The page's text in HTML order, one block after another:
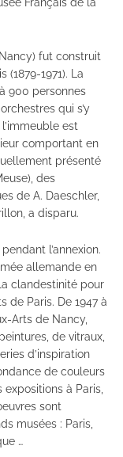
Français de la
fut construit
(1879-1971). La
900 personnes
qui s’y
est
comportant en
présenté
des
de A. Daeschler,
a disparu.
l’annexion.
allemande en
clandestinité pour
de Paris. De 1947 à
Arts de Nancy,
de vitraux,
d’inspiration
de couleurs
à Paris,
sont
musées : Paris,
…